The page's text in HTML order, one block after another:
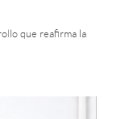
que reafirma la